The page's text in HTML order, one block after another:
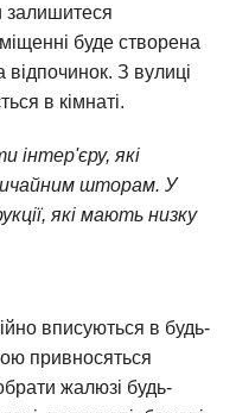
залишитеся
буде створена
З вулиці
в кімнаті.
інтер'єру, які
шторам. У
які мають низку
вписуються в будь-
привносяться
жалюзі будь-